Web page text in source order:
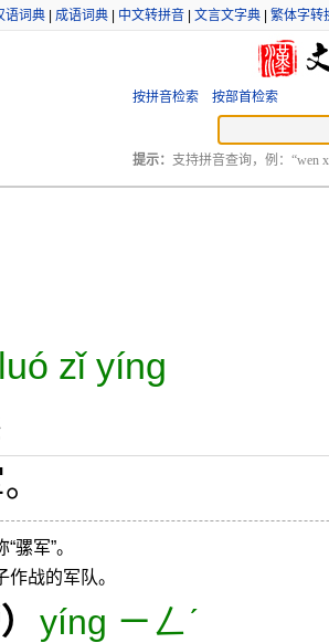
语词典 成语词典 中文转拼音 文言文字典 繁体字转
按拼音检索 按部首检索
提示： 支持拼音查询，例：“wen
luó zǐ yíng
骡军”。
作战的军队。
yíng ㄧㄥˊ